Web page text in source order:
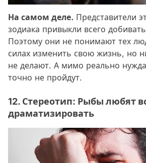
На самом деле. Представители
зодиака привыкли всего
Поэтому они не понимают тех
силах изменить свою жизнь, но
не делают. А мимо реально
точно не пройдут.
12. Стереотип: Рыбы любят
драматизировать